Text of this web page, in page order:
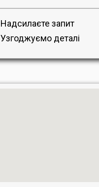
Надсилаєте запит
Узгоджуємо деталі